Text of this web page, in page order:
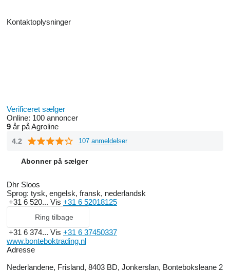
Kontaktoplysninger
Verificeret sælger
Online: 100 annoncer
9 år på Agroline
4.2 107 anmeldelser
Abonner på sælger
Dhr Sloos
Sprog: tysk, engelsk, fransk, nederlandsk
+31 6 520... Vis +31 6 52018125
Ring tilbage
+31 6 374... Vis +31 6 37450337
www.bonteboktrading.nl
Adresse
Nederlandene, Frisland, 8403 BD, Jonkerslan, Bonteboksleane 2